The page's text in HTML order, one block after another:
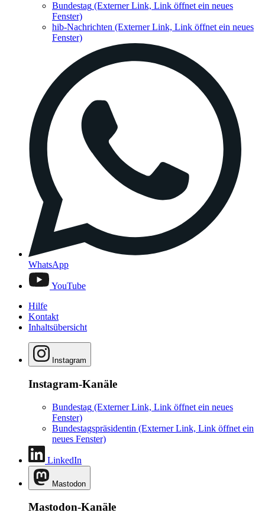
Bundestag (Externer Link, Link öffnet ein neues
Fenster)
hib-Nachrichten (Externer Link, Link öffnet ein neues
Fenster)
WhatsApp
YouTube
Hilfe
Kontakt
Inhaltsübersicht
Instagram
Instagram-Kanäle
Bundestag (Externer Link, Link öffnet ein neues
Fenster)
Bundestagspräsidentin (Externer Link, Link öffnet ein
neues Fenster)
LinkedIn
Mastodon
Mastodon-Kanäle